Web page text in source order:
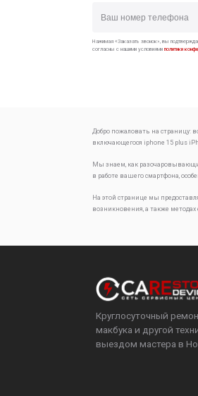
Нажимая «Заказать звонок», вы
согласны с нашими условиямиполитики
Добро пожаловать на страницу:
включающегося iphone 15 plus
Мы знаем, как
в работе вашего смартфона,
На этой странице мы
возникновения, а также
Круглосуточный
макбука и другой
выездом мастера в